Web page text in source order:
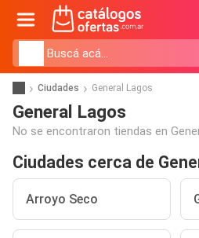
Ciudades General Lagos
General Lagos
No se encontraron tiendas en
Ciudades cerca de
Arroyo Seco